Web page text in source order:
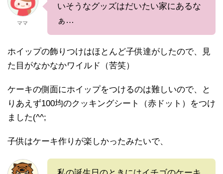
ママ
いそうなグッズはだいたい家にあるな
ぁ…
ホイップの飾りつけはほとんど子供達がしたので、見
た目がなかなかワイルド（苦笑）
ケーキの側面にホイップをつけるのは難しいので、と
りあえず100均のクッキングシート（赤ドット）をつけ
ました(^^;
子供はケーキ作りが楽しかったみたいで、